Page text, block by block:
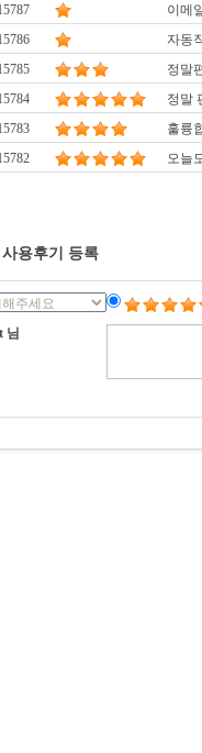
이메
자동
정말
정말
훌륭
오늘
사용후기 등록
님